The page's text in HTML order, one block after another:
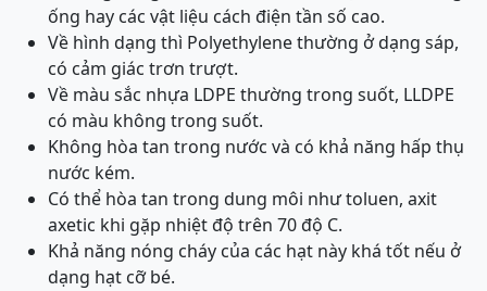
ống hay các vật liệu cách điện tần số cao.
Về hình dạng thì Polyethylene thường ở dạng sáp,
có cảm giác trơn trượt.
Về màu sắc nhựa LDPE thường trong suốt, LLDPE
có màu không trong suốt.
Không hòa tan trong nước và có khả năng hấp thụ
nước kém.
Có thể hòa tan trong dung môi như toluen, axit
axetic khi gặp nhiệt độ trên 70 độ C.
Khả năng nóng cháy của các hạt này khá tốt nếu ở
dạng hạt cỡ bé.